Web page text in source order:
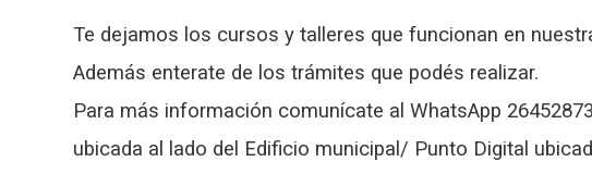
Te dejamos los cursos y talleres que funcionan en
Además enterate de los trámites que podés realizar.
Para más información comunícate al WhatsApp
ubicada al lado del Edificio municipal/ Punto Digital